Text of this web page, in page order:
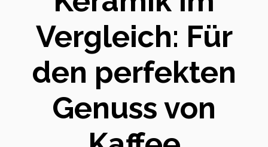
Vergleich: Für
den perfekten
Genuss von